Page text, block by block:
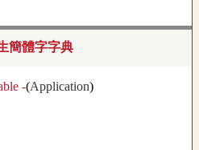
簡體字字典
-(Application)